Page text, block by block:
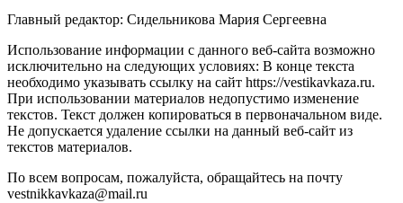
Главный редактор: Сидельникова Мария Сергеевна
Использование информации с данного веб-сайта возможно
исключительно на следующих условиях: В конце текста
необходимо указывать ссылку на сайт https://vestikavkaza.ru.
При использовании материалов недопустимо изменение
текстов. Текст должен копироваться в первоначальном виде.
Не допускается удаление ссылки на данный веб-сайт из
текстов материалов.
По всем вопросам, пожалуйста, обращайтесь на почту
vestnikkavkaza@mail.ru